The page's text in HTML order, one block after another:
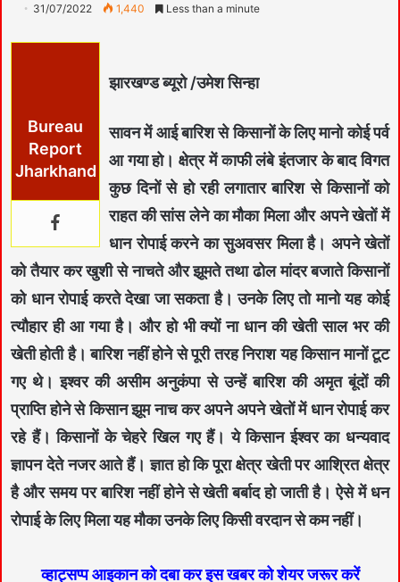
31/07/2022 1,440 Less than a minute
Bureau
Report
Jharkhand
झारखण्ड ब्यूरो /उमेश सिन्हा
सावन में आई बारिश से किसानों के लिए मानो कोई पर्व
आ गया हो। क्षेत्र में काफी लंबे इंतजार के बाद विगत
कुछ दिनों से हो रही लगातार बारिश से किसानों को
राहत की सांस लेने का मौका मिला और अपने खेतों में
धान रोपाई करने का सुअवसर मिला है। अपने खेतों
को तैयार कर खुशी से नाचते और झूमते तथा ढोल मांदर बजाते किसानों
को धान रोपाई करते देखा जा सकता है। उनके लिए तो मानो यह कोई
त्यौहार ही आ गया है। और हो भी क्यों ना धान की खेती साल भर की
खेती होती है। बारिश नहीं होने से पूरी तरह निराश यह किसान मानों टूट
गए थे। इश्वर की असीम अनुकंपा से उन्हें बारिश की अमृत बूंदों की
प्राप्ति होने से किसान झूम नाच कर अपने अपने खेतों में धान रोपाई कर
रहे हैं। किसानों के चेहरे खिल गए हैं। ये किसान ईश्वर का धन्यवाद
ज्ञापन देते नजर आते हैं। ज्ञात हो कि पूरा क्षेत्र खेती पर आश्रित क्षेत्र
है और समय पर बारिश नहीं होने से खेती बर्बाद हो जाती है। ऐसे में धन
रोपाई के लिए मिला यह मौका उनके लिए किसी वरदान से कम नहीं।
व्हाट्सप्प आइकान को दबा कर इस खबर को शेयर जरूर करें